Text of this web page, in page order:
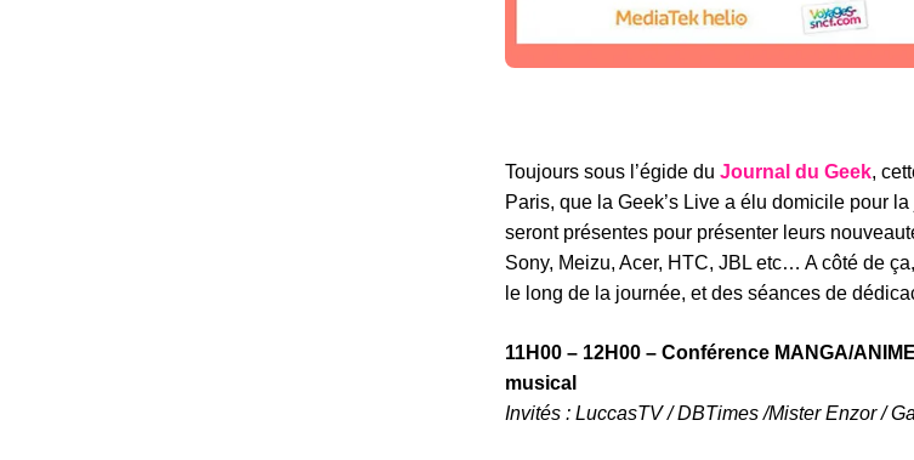
Toujours sous l’égide du Journal du Geek,
Paris, que la Geek’s Live a élu domicile pour
seront présentes pour présenter leurs
Sony, Meizu, Acer, HTC, JBL etc… A côté de
le long de la journée, et des séances de
11H00 – 12H00 – Conférence MANGA/
musical
Invités : LuccasTV / DBTimes /Mister Enzor /